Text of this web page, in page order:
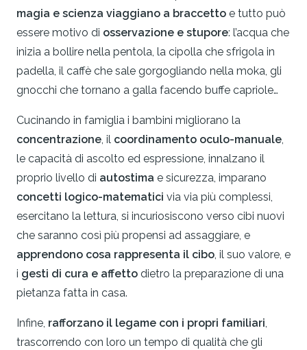
magia e scienza viaggiano a braccetto e tutto può
essere motivo di osservazione e stupore: l’acqua che
inizia a bollire nella pentola, la cipolla che sfrigola in
padella, il caffè che sale gorgogliando nella moka, gli
gnocchi che tornano a galla facendo buffe capriole…
Cucinando in famiglia i bambini migliorano la
concentrazione, il coordinamento oculo-manuale,
le capacità di ascolto ed espressione, innalzano il
proprio livello di autostima e sicurezza, imparano
concetti logico-matematici via via più complessi,
esercitano la lettura, si incuriosiscono verso cibi nuovi
che saranno così più propensi ad assaggiare, e
apprendono cosa rappresenta il cibo, il suo valore, e
i gesti di cura e affetto dietro la preparazione di una
pietanza fatta in casa.
Infine, rafforzano il legame con i propri familiari,
trascorrendo con loro un tempo di qualità che gli